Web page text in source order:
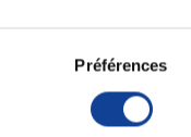
Préférences